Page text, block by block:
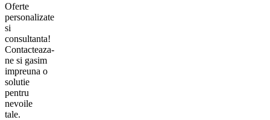
Oferte
personalizate
si
consultanta!
Contacteaza-
ne si gasim
impreuna o
solutie
pentru
nevoile
tale.